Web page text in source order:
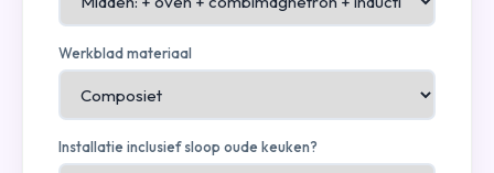
Werkblad materiaal
Installatie inclusief sloop oude keuken?